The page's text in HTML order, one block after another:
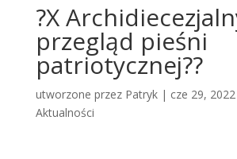
?X
przegląd pieśni
patriotycznej??
utworzone przez Patryk| cze 29, 2022
Aktualności